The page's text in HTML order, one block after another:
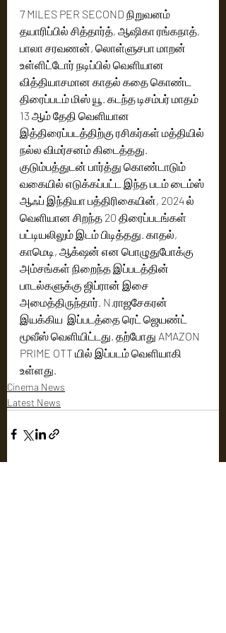
7 MILES PER SECOND நிறுவனம்
தயாரிப்பில் சித்தார்த், ஆஷிகா ரங்கநாத்,
பாலா சரவணன், லொள்ளுசபா மாறன்
உள்ளிட்டோர் நடிப்பில் வெளியான
வித்தியாசமான காதல் கதை கொண்ட
திரைப்படம் மிஸ் யூ. கடந்த டிசம்பர் மாதம்
13 ஆம் தேதி வெளியான
இத்திரைப்படத்திற்கு ரசிகர்கள் மத்தியில்
நல்ல விமர்சனம் கிடைத்தது.
குடும்பத்துடன் பார்த்து கொண்டாடும்
வகையில் எடுக்கப்பட்ட இந்த படம் டைம்ஸ்
ஆஃப் இந்தியா பத்திரிகையின், 2024 ல்
வெளியான சிறந்த 20 திரைப்படங்கள்
பட்டியலிலும் இடம் பிடித்தது. காதல்,
காமெடி, ஆக்‌ஷன் என பொழுதுபோக்கு
அம்சங்கள் நிறைந்த இப்படத்தின்
பாடல்களுக்கு ஜிப்ரான் இசை
அமைத்திருந்தார். N.ராஜசேகரன்
இயக்கிய  இப்படத்தை ரெட் ஜெயண்ட்
மூவீஸ் வெளியிட்டது. தற்போது AMAZON
PRIME OTT யில் இப்படம் வெளியாகி
உள்ளது.
Cinema News
Latest News